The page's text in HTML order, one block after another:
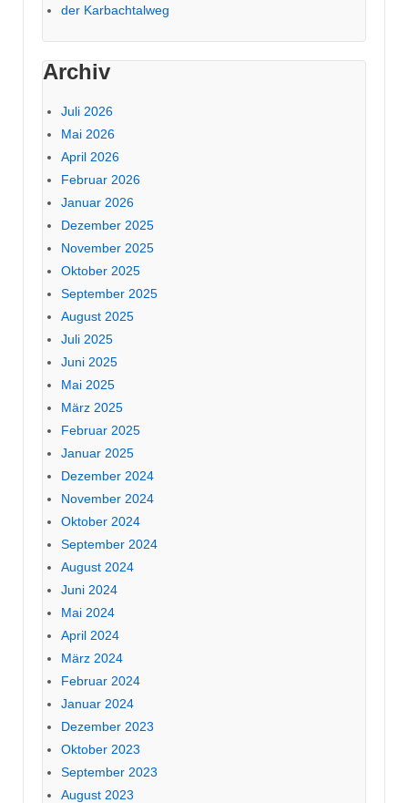
der Karbachtalweg
Archiv
Juli 2026
Mai 2026
April 2026
Februar 2026
Januar 2026
Dezember 2025
November 2025
Oktober 2025
September 2025
August 2025
Juli 2025
Juni 2025
Mai 2025
März 2025
Februar 2025
Januar 2025
Dezember 2024
November 2024
Oktober 2024
September 2024
August 2024
Juni 2024
Mai 2024
April 2024
März 2024
Februar 2024
Januar 2024
Dezember 2023
Oktober 2023
September 2023
August 2023